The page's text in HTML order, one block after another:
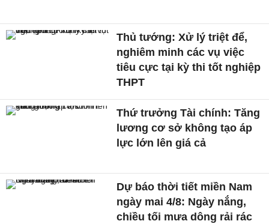
Thủ tướng: Xử lý triệt để,
nghiêm minh các vụ việc
tiêu cực tại kỳ thi tốt nghiệp
THPT
Thứ trưởng Tài chính: Tăng
lương cơ sở không tạo áp
lực lớn lên giá cả
Dự báo thời tiết miền Nam
ngày mai 4/8: Ngày nắng,
chiều tối mưa dông rải rác